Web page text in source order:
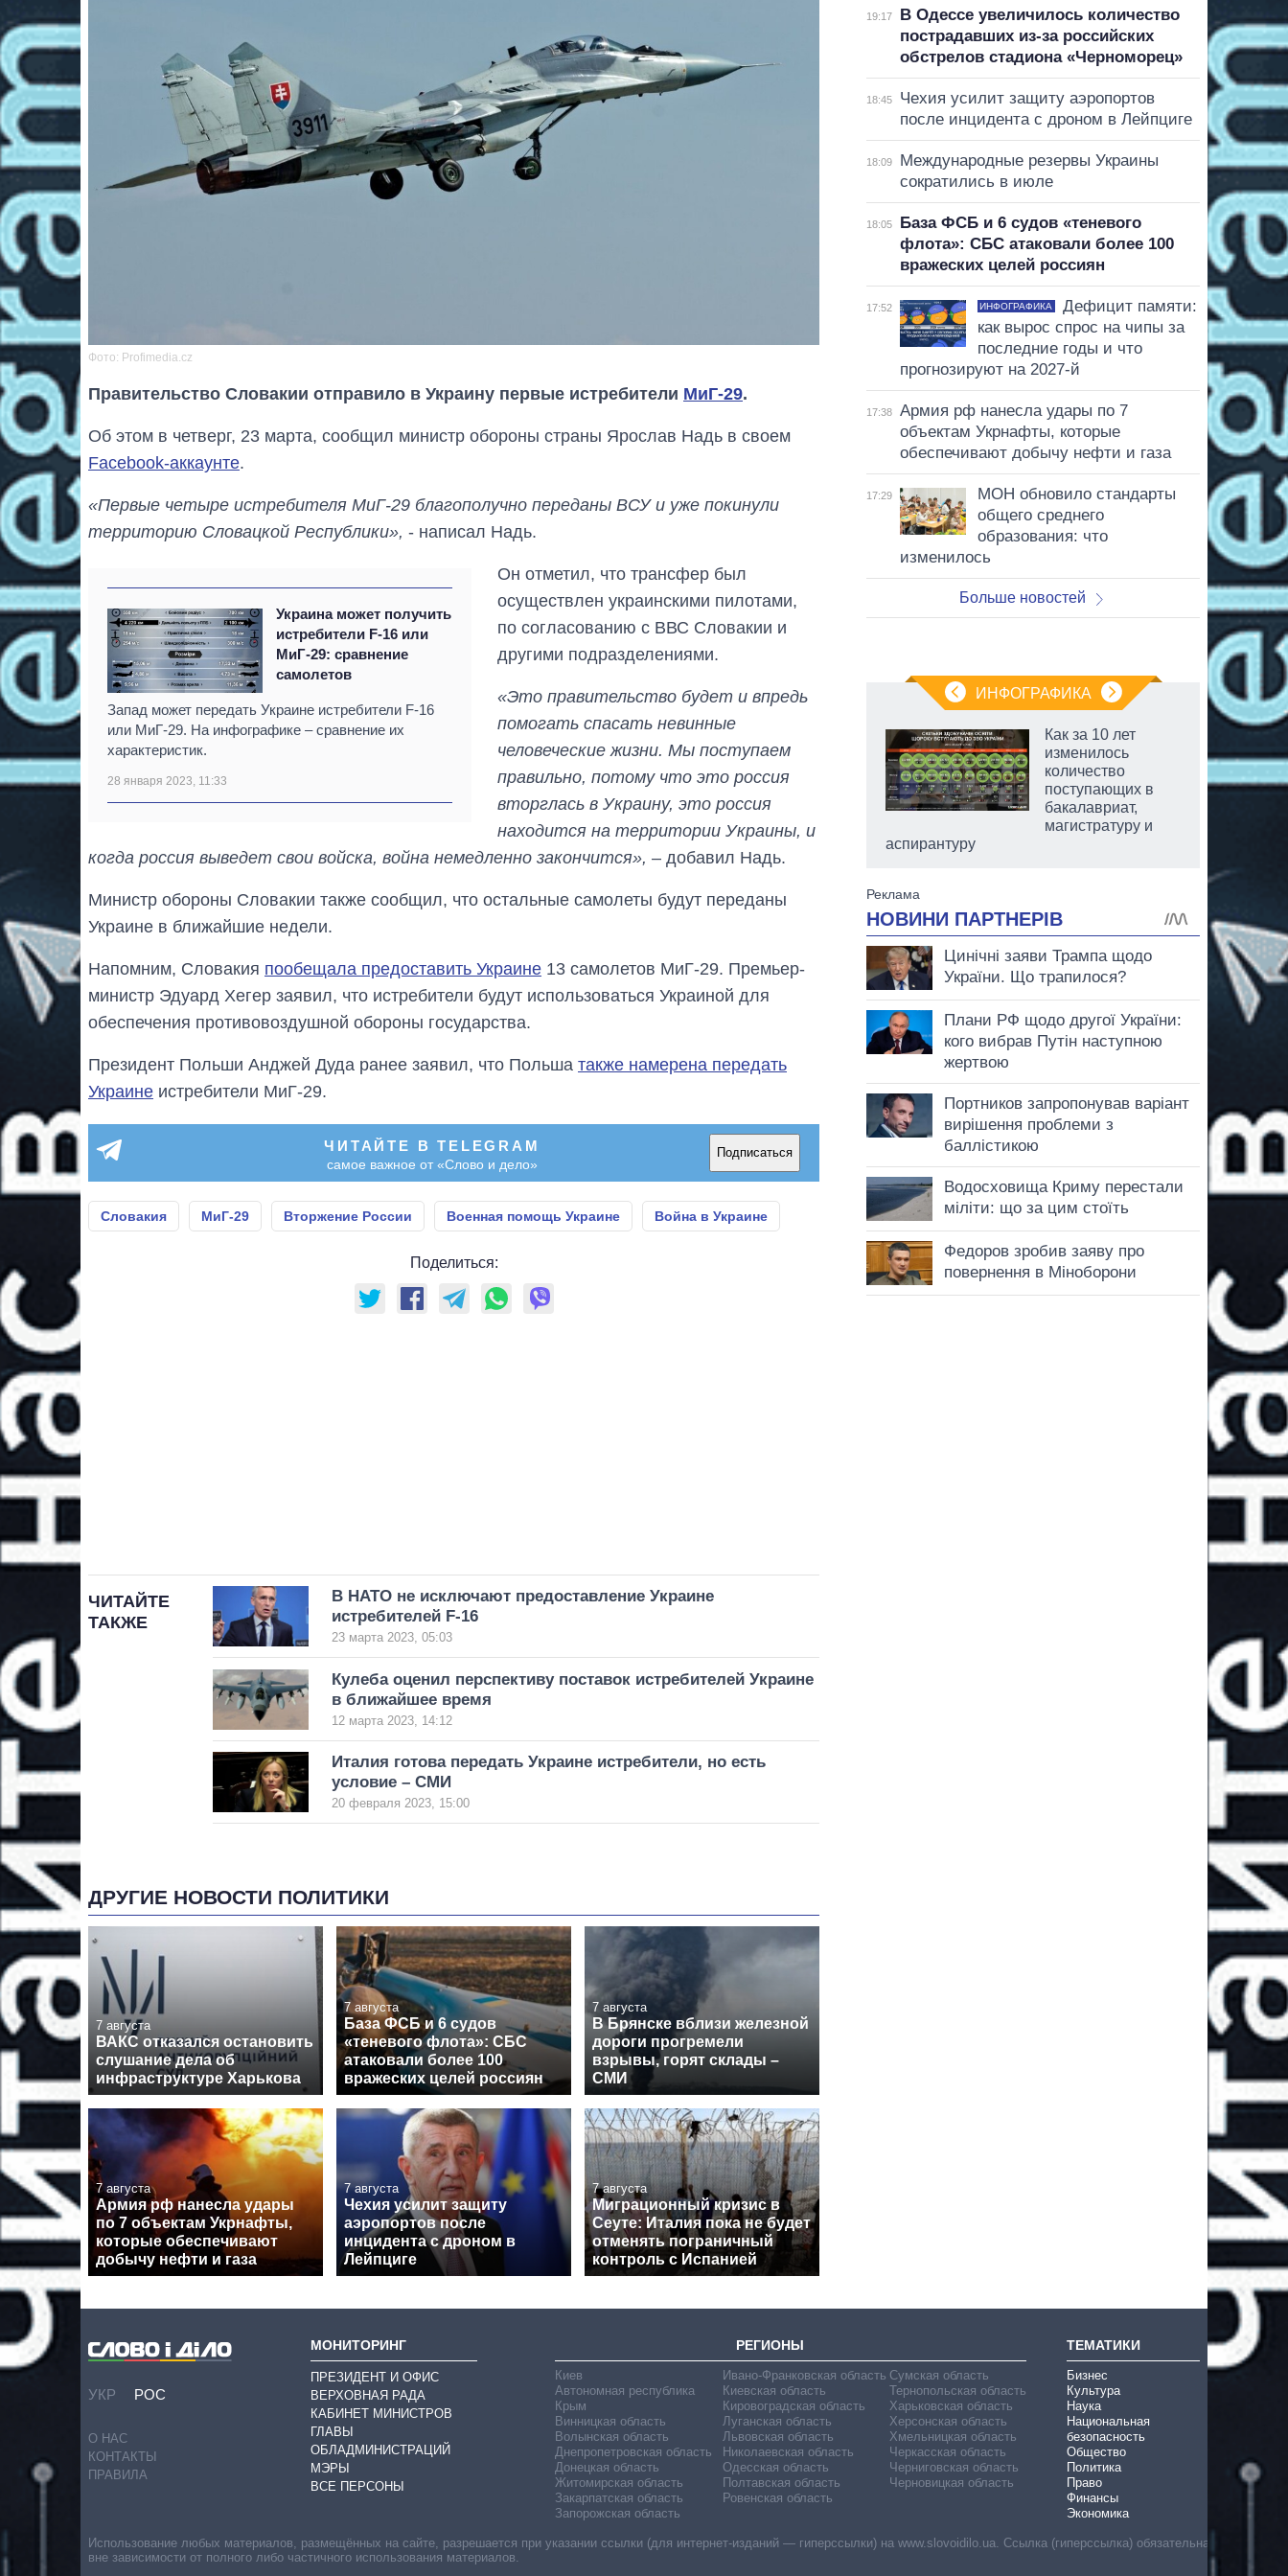
Фото: Profimedia.cz
Правительство Словакии отправило в Украину первые истребители МиГ-29.
Об этом в четверг, 23 марта, сообщил министр обороны страны Ярослав Надь в своем
Facebook-аккаунте.
«Первые четыре истребителя МиГ-29 благополучно переданы ВСУ и уже покинули
территорию Словацкой Республики», - написал Надь.
Украина может получить
истребители F-16 или
МиГ-29: сравнение
самолетов
Запад может передать Украине истребители F-16
или МиГ-29. На инфографике – сравнение их
характеристик.
28 января 2023, 11:33
Он отметил, что трансфер был
осуществлен украинскими пилотами,
по согласованию с ВВС Словакии и
другими подразделениями.
«Это правительство будет и впредь
помогать спасать невинные
человеческие жизни. Мы поступаем
правильно, потому что это россия
вторглась в Украину, это россия
находится на территории Украины, и
когда россия выведет свои войска, война немедленно закончится», – добавил Надь.
Министр обороны Словакии также сообщил, что остальные самолеты будут переданы
Украине в ближайшие недели.
Напомним, Словакия пообещала предоставить Украине 13 самолетов МиГ-29. Премьер-
министр Эдуард Хегер заявил, что истребители будут использоваться Украиной для
обеспечения противовоздушной обороны государства.
Президент Польши Анджей Дуда ранее заявил, что Польша также намерена передать
Украине истребители МиГ-29.
ЧИТАЙТЕ В TELEGRAM
самое важное от «Слово и дело»
Подписаться
Словакия МиГ-29 Вторжение России Военная помощь Украине Война в Украине
Поделиться:
ЧИТАЙТЕ
ТАКЖЕ
В НАТО не исключают предоставление Украине
истребителей F-16
23 марта 2023, 05:03
Кулеба оценил перспективу поставок истребителей Украине
в ближайшее время
12 марта 2023, 14:12
Италия готова передать Украине истребители, но есть
условие – СМИ
20 февраля 2023, 15:00
ДРУГИЕ НОВОСТИ ПОЛИТИКИ
7 августа
ВАКС отказался остановить
слушание дела об
инфраструктуре Харькова
7 августа
База ФСБ и 6 судов
«теневого флота»: СБС
атаковали более 100
вражеских целей россиян
7 августа
В Брянске вблизи железной
дороги прогремели
взрывы, горят склады –
СМИ
7 августа
Армия рф нанесла удары
по 7 объектам Укрнафты,
которые обеспечивают
добычу нефти и газа
7 августа
Чехия усилит защиту
аэропортов после
инцидента с дроном в
Лейпциге
7 августа
Миграционный кризис в
Сеуте: Италия пока не будет
отменять пограничный
контроль с Испанией
19:17
В Одессе увеличилось количество
пострадавших из-за российских
обстрелов стадиона «Черноморец»
18:45
Чехия усилит защиту аэропортов
после инцидента с дроном в Лейпциге
18:09
Международные резервы Украины
сократились в июле
18:05
База ФСБ и 6 судов «теневого
флота»: СБС атаковали более 100
вражеских целей россиян
17:52 ИНФОГРАФИКА
Дефицит памяти:
как вырос спрос на чипы за
последние годы и что
прогнозируют на 2027-й
17:38
Армия рф нанесла удары по 7
объектам Укрнафты, которые
обеспечивают добычу нефти и газа
17:29
МОН обновило стандарты
общего среднего
образования: что
изменилось
Больше новостей
ИНФОГРАФИКА
Дефицит памяти:
как вырос спрос
на чипы за
последние годы и
что прогнозируют
на 2027-й
Как за 10 лет
изменилось
количество
поступающих в
бакалавриат,
магистратуру и
аспирантуру
УКР РОС
О НАС
КОНТАКТЫ
ПРАВИЛА
МОНИТОРИНГ
ПРЕЗИДЕНТ И ОФИС
ВЕРХОВНАЯ РАДА
КАБИНЕТ МИНИСТРОВ
ГЛАВЫ
ОБЛАДМИНИСТРАЦИЙ
МЭРЫ
ВСЕ ПЕРСОНЫ
РЕГИОНЫ
Киев
Автономная республика
Крым
Винницкая область
Волынская область
Днепропетровская область
Донецкая область
Житомирская область
Закарпатская область
Запорожская область
Ивано-Франковская область
Киевская область
Кировоградская область
Луганская область
Львовская область
Николаевская область
Одесская область
Полтавская область
Ровенская область
Сумская область
Тернопольская область
Харьковская область
Херсонская область
Хмельницкая область
Черкасская область
Черниговская область
Черновицкая область
ТЕМАТИКИ
Бизнес
Культура
Наука
Национальная
безопасность
Общество
Политика
Право
Финансы
Экономика
Использование любых материалов, размещённых на сайте, разрешается при указании ссылки (для интернет-изданий — гиперссылки) на www.slovoidilo.ua. Ссылка (гиперссылка) обязательна
вне зависимости от полного либо частичного использования материалов.